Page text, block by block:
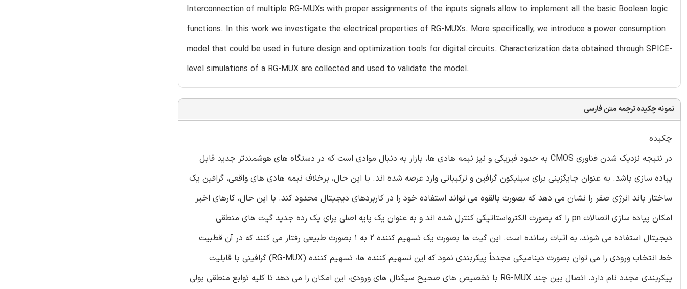
Interconnection of multiple RG-MUXs with proper assignments of the inputs signals allow to implement all the basic Boolean logic
functions. In this work we investigate the electrical properties of RG-MUXs. More specifically, we introduce a power consumption
model that could be used in future design and optimization tools for digital circuits. Characterization data obtained through SPICE-
level simulations of a RG-MUX are collected and used to validate the model.
نمونه چکیده ترجمه متن فارسی
چکیده
در نتیجه نزدیک شدن فناوری CMOS به حدود فیزیکی و نیز نیمه هادی ها، بازار به دنبال موادی است که در دستگاه های هوشمندتر جدید قابل
پیاده سازی باشد. به عنوان جایگزینی برای سیلیکون گرافین و ترکیباتی وارد عرصه شده اند. با این حال، برخلاف نیمه هادی های واقعی، گرافین یک
ساختار باند انرژی صفر را نشان می دهد که بصورت بالقوه می تواند استفاده خود را در کاربردهای دیجیتال محدود کند. با این حال، کارهای اخیر
امکان پیاده سازی اتصالات pn را که بصورت الکترواستاتیکی کنترل شده اند و به عنوان یک پایه اصلی برای یک رده جدید گیت های منطقی
دیجیتال استفاده می شوند، به اثبات رسانده است. این گیت ها بصورت یک تسهیم کننده 2 به 1 بصورت طبیعی رفتار می کنند که در آن قطبیت
خط انتخاب ورودی را می توان بصورت دینامیکی مجدداً پیکربندی نمود که این تسهیم کننده ها، تسهیم کننده (RG-MUX) گرافینی با قابلیت
پیکربندی مجدد نام دارد. اتصال بین چند RG-MUX با تخصیص های صحیح سیگنال های ورودی، این امکان را می دهد تا کلیه توابع منطقی بولی